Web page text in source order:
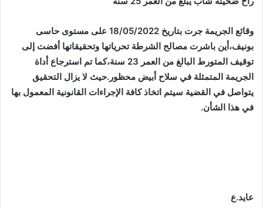
وقائع الجريمة جرت بتاريخ 18/05/2022 على مستوى حاسى
بونيف،أين باشرت مصالح الشرطة تحرياتها وتحقيقاتها أفضت إلى
توقيف المتورط البالغ من العمر 23 سنة،كما تم استرجاع أداة
الجريمة المتمثلة في سلاح أبيض محظور.حيث لا يزال التحقيق
يتواصل في القضية سيتم اتخاذ كافة الإجراءات القانونية المعمول بها
في هذا الشأن.
عايد.ع